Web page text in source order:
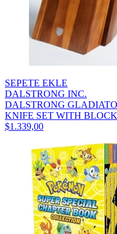
SEPETE EKLE
DALSTRONG INC.
DALSTRONG
KNIFE SET WITH
$1.339,00